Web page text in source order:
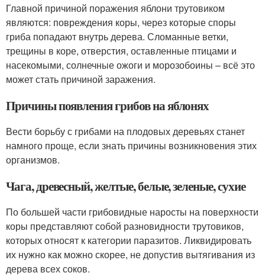
Главной причиной поражения яблони трутовиком
являются: повреждения коры, через которые споры
гриба попадают внутрь дерева. Сломанные ветки,
трещины в коре, отверстия, оставленные птицами и
насекомыми, солнечные ожоги и морозобоины – всё это
может стать причиной заражения.
Причины появления грибов на яблонях
Вести борьбу с грибами на плодовых деревьях станет
намного проще, если знать причины возникновения этих
организмов.
Чага, древесный, желтые, белые, зеленые, сухие
По большей части грибовидные наросты на поверхности
коры представляют собой разновидности трутовиков,
которых относят к категории паразитов. Ликвидировать
их нужно как можно скорее, не допустив вытягивания из
дерева всех соков.